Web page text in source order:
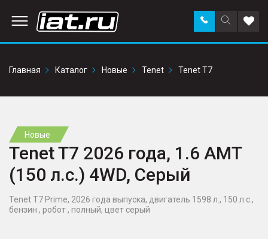
Поиск
по
Заказать
звонок в
Главная
Каталог Новые Tenet Tenet T7
Новые
Tenet T7 2026 года, 1.6 AMT
(150 л.с.) 4WD, Серый
Tenet T7 Prime, 2026 года выпуска, двигатель 1598 л., 150 л.с.,
бензин , робот , полный, цвет серый